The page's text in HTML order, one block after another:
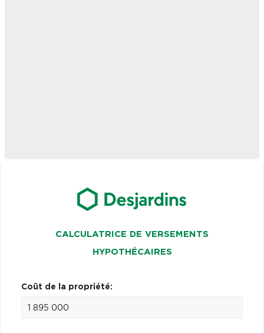
CALCULATRICE DE VERSEMENTS
HYPOTHÉCAIRES
Coût de la propriété: